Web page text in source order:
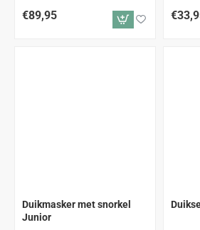
€89,95
Duikmasker met snorkel
Junior